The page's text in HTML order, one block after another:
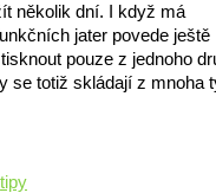
několik dní. I když má
jater povede ještě
pouze z jednoho
se totiž skládají z mnoha
tipy